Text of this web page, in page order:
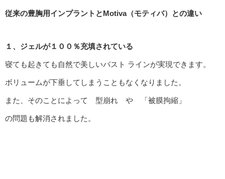
従来の豊胸用インプラントとMotiva（モティバ）との違い
１、ジェルが１００％充填されている
寝ても起きても自然で美しいバスト ラインが実現できます。
ボリュームが下垂してしまうこともなくなりました。
また、そのことによって 型崩れ や 「被膜拘縮」
の問題も解消されました。